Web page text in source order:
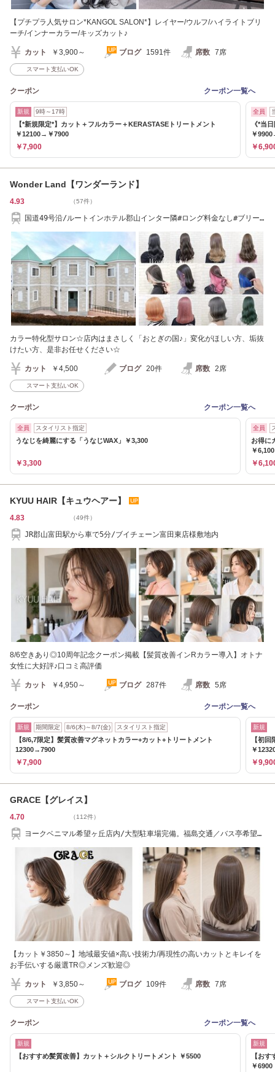
【プチプラ人気サロン*KANGOL SALON*】レイヤー/ウルフ/ハイライトブリ
ーチ/インナーカラー/キッズカット♪
カット ￥3,900～ ブログ 1591件 席数 7席
スマート支払いOK
クーポン クーポン一覧へ
新規 9時～17時
【*新規限定*】カット＋フルカラー＋KERASTASEトリートメント
￥12100→￥7900
￥7,900
全員
《*当
￥
￥
Wonder Land【ワンダーランド】
4.93 （57件）
国道49号沿/ルートインホテル郡山インター隣#ロング料金なし#ブリー
カラー特化型サロン☆店内はまさしく「おとぎの国♪」変化がほしい方、垢抜
けたい方、是非お任せください☆
カット ￥4,500 ブログ 20件 席数 2席
スマート支払いOK
クーポン クーポン一覧へ
全員 スタイリスト指定
うなじを綺麗にする「うなじWAX」￥3,300
￥3,300
全員
お得に
￥6,100
￥
KYUU HAIR【キュウヘアー】
4.83 （49件）
JR郡山富田駅から車で5分/ブイチェーン富田東店様敷地内
8/6空きあり◎10周年記念クーポン掲載【髪質改善インRカラー導入】オトナ
女性に大好評♪口コミ高評価
カット ￥4,950～ ブログ 287件 席数 5席
クーポン クーポン一覧へ
新規 期間限定 8/6(木)～8/7(金) スタイリスト指定
【8/6,7限定】髪質改善マグネットカラー+カット+トリートメント
12300→7900
￥7,900
新規
【初
￥
￥
GRACE【グレイス】
4.70 （112件）
ヨークベニマル希望ヶ丘店内/大型駐車場完備。福島交通／バス亭希望ヶ
【カット￥3850～】地域最安値×高い技術力/再現性の高いカットとキレイを
お手伝いする厳選TR◎メンズ歓迎◎
カット ￥3,850～ ブログ 109件 席数 7席
スマート支払いOK
クーポン クーポン一覧へ
新規
【おすすめ髪質改善】カット＋シルクトリートメント ￥5500
新規
【お
￥6900